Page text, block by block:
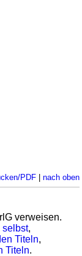
PDF| nach oben
verweisen.
selbst,
Titeln,
Titeln.